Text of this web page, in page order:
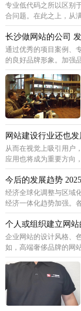
专业低代码之所以区别
合问题。在此之上，从
长沙做网站的公司
通过优秀的项目案例、
的良好品牌形象。加强品
网站建设行业还也发
从而在视觉上吸引用户
应用也将成为重要方向，
今后的发展趋势
经济全球化调整与区域
经济一体化趋势加强。
个人或组织建立网站
企业网站的设计风格、
如，高端奢侈品牌的网